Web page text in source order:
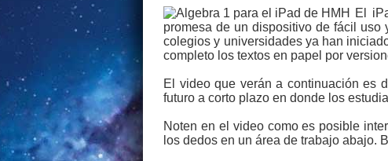
El
promesa de un dispositivo de fácil
colegios y universidades ya han
completo los textos en papel por
El video que verán a continuación es
futuro a corto plazo en donde los
Noten en el video como es posible
los dedos en un área de trabajo abajo.